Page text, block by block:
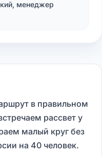
менеджер
в правильном
рассвет у
малый круг без
на 40 человек.